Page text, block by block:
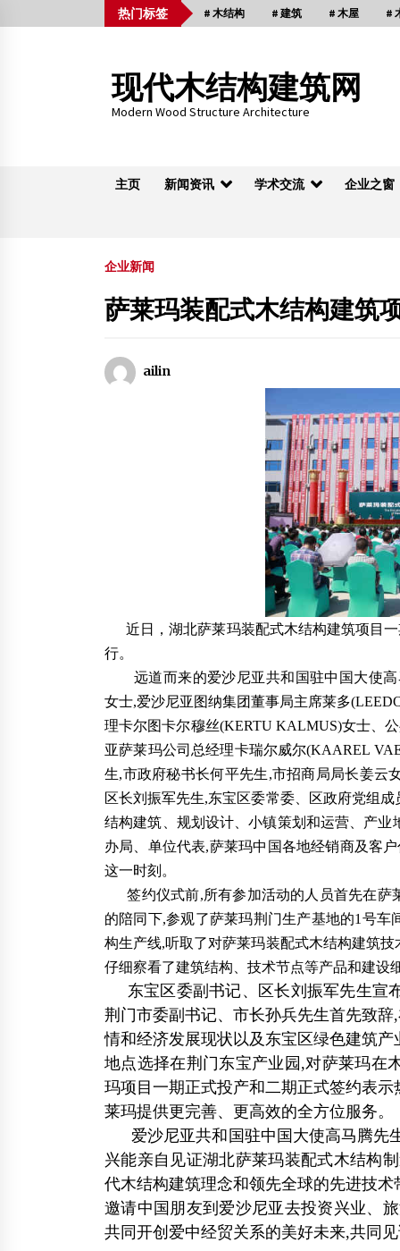
to
热门标签 # 木结构 # 建筑 # 木屋 #
现代木结构建筑网
Modern Wood Structure Architecture
主页 新闻资讯 学术交流 企业之窗
木桁架
上海臻源木结构提供木结构会议中心
内蒙古惊现仿木结构唐代砖室墓葬(图）
2012第二届中国木结构建筑产业展览会暨论
企业新闻
萨莱玛装配式木结构建筑
ailin
近日，湖北萨莱玛装配式木结构建筑项目一
行。
远道而来的爱沙尼亚共和国驻中国大使高
女士,爱沙尼亚图纳集团董事局主席莱多
理卡尔图卡尔穆丝(KERTU KALMUS)女士、
亚萨莱玛公司总经理卡瑞尔威尔(KAAREL
生,市政府秘书长何平先生,市招商局局长姜云
区长刘振军先生,东宝区委常委、区政府党组
结构建筑、规划设计、小镇策划和运营、产
办局、单位代表,萨莱玛中国各地经销商及客
这一时刻。
签约仪式前,所有参加活动的人员首先在萨
的陪同下,参观了萨莱玛荆门生产基地的1号
构生产线,听取了对萨莱玛装配式木结构建筑
仔细察看了建筑结构、技术节点等产品和建设
东宝区委副书记、区长刘振军先生宣
荆门市委副书记、市长孙兵先生首先致
情和经济发展现状以及东宝区绿色建筑
地点选择在荆门东宝产业园,对萨莱玛在
玛项目一期正式投产和二期正式签约表
莱玛提供更完善、更高效的全方位服务。
爱沙尼亚共和国驻中国大使高马腾先
兴能亲自见证湖北萨莱玛装配式木结构
代木结构建筑理念和领先全球的先进技
邀请中国朋友到爱沙尼亚去投资兴业、
共同开创爱中经贸关系的美好未来,共同